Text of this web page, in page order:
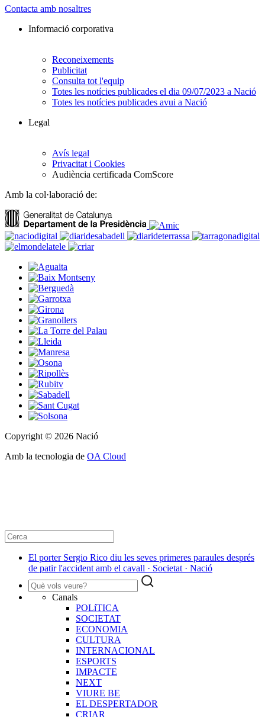
Contacta amb nosaltres
Informació corporativa
Reconeixements
Publicitat
Consulta tot l'equip
Totes les notícies publicades el dia 09/07/2023 a Nació
Totes les notícies publicades avui a Nació
Legal
Avís legal
Privacitat i Cookies
Audiència certificada ComScore
Amb la col·laboració de:
Copyright © 2026 Nació
Amb la tecnologia de OA Cloud
El porter Sergio Rico diu les seves primeres paraules després
de patir l'accident amb el cavall · Societat · Nació
Canals
POLíTICA
SOCIETAT
ECONOMIA
CULTURA
INTERNACIONAL
ESPORTS
IMPACTE
NEXT
VIURE BE
EL DESPERTADOR
CRIAR